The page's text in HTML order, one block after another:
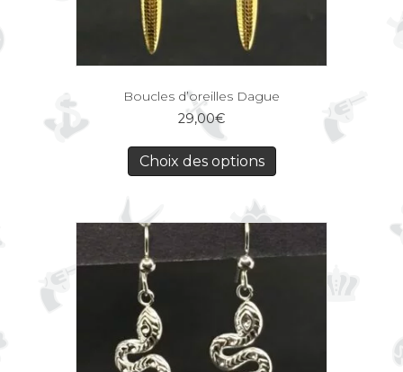
Boucles d’oreilles Dague
29,00€
Choix des options